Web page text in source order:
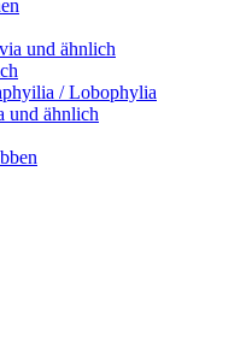
und ähnlich
/ Lobophylia
und ähnlich